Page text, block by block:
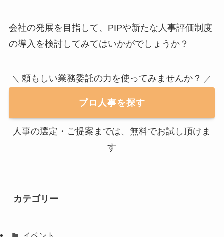
会社の発展を目指して、PIPや新たな人事評価制度
の導入を検討してみてはいかがでしょうか？
＼ 頼もしい業務委託の力を使ってみませんか？ ／
プロ人事を探す
人事の選定・ご提案までは、無料でお試し頂けま
す
カテゴリー